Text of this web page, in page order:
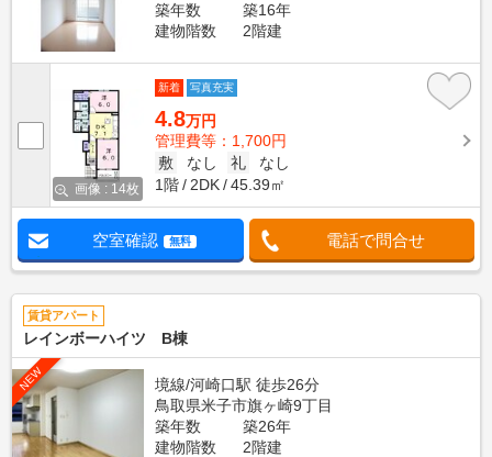
築年数
築16年
建物階数
2階建
画像 : 14枚
新着 写真充実
4.8万円
管理費等：1,700円
敷
なし 礼
なし
1階
2DK 45.39㎡
空室確認 無料 電話で問合せ
賃貸アパート
レインボーハイツ B棟
NEW
境線/河崎口駅 徒歩26分
鳥取県米子市旗ヶ崎9丁目
築年数
築26年
建物階数
2階建